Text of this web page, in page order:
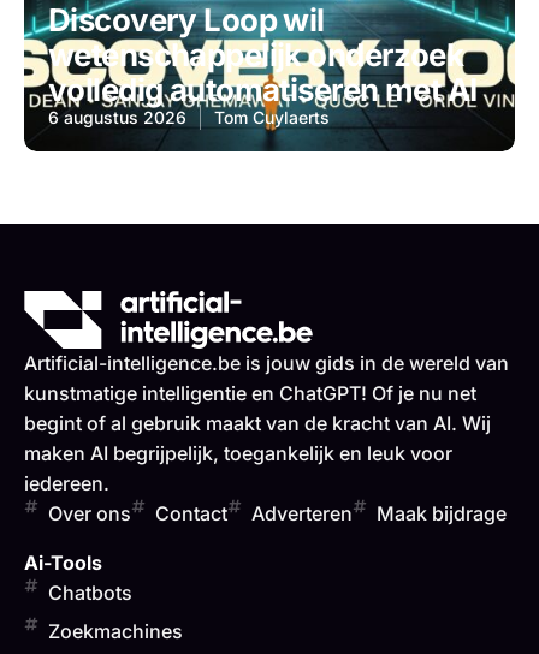
Discovery Loop wil
wetenschappelijk onderzoek
volledig automatiseren met AI
6 augustus 2026 Tom Cuylaerts
Artificial-intelligence.be is jouw gids in de wereld van
kunstmatige intelligentie en ChatGPT! Of je nu net
begint of al gebruik maakt van de kracht van AI. Wij
maken AI begrijpelijk, toegankelijk en leuk voor
iedereen.
Over ons
Contact Adverteren Maak bijdrage
Ai-Tools
Chatbots
Zoekmachines